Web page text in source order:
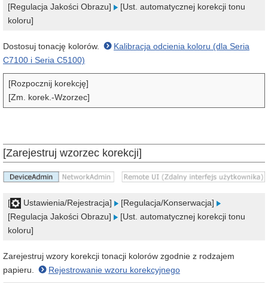
[Regulacja Jakości Obrazu]
[Ust. automatycznej korekcji tonu
koloru]
Dostosuj tonację kolorów.
Kalibracja odcienia koloru (dla Seria
C7100 i Seria C5100)
[Rozpocznij korekcję]
[Zm. korek.-Wzorzec]
[Zarejestruj wzorzec korekcji]
[ Ustawienia/Rejestracja]
[Regulacja/Konserwacja]
[Regulacja Jakości Obrazu]
[Ust. automatycznej korekcji tonu
koloru]
Zarejestruj wzory korekcji tonacji kolorów zgodnie z rodzajem
papieru.
Rejestrowanie wzoru korekcyjnego